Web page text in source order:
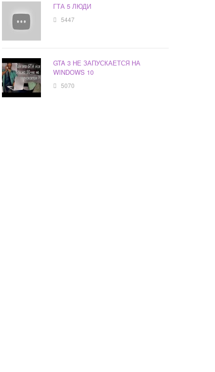
ГТА 5 ЛЮДИ
5447
GTA 3 НЕ ЗАПУСКАЕТСЯ НА
WINDOWS 10
5070